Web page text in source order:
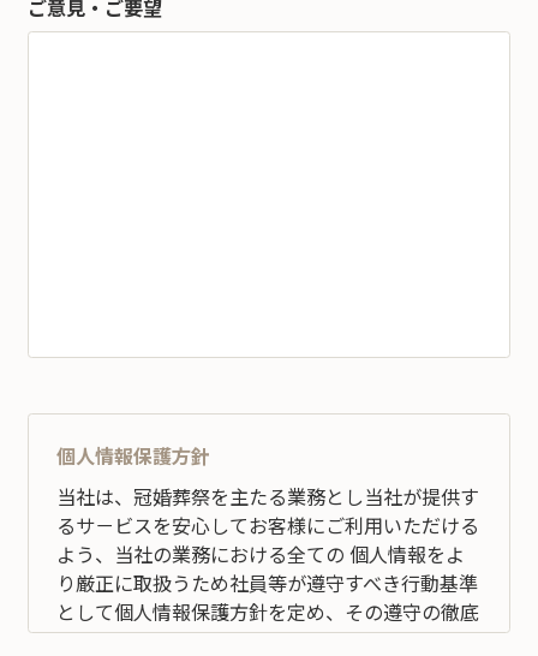
ご意見・ご要望
個人情報保護方針
当社は、冠婚葬祭を主たる業務とし当社が提供す
るサ－ビスを安心してお客様にご利用いただける
よう、当社の業務における全ての 個人情報をよ
り厳正に取扱うため社員等が遵守すべき行動基準
として個人情報保護方針を定め、その遵守の徹底
を図ります。 全従業員すべてがこの方針に従い、